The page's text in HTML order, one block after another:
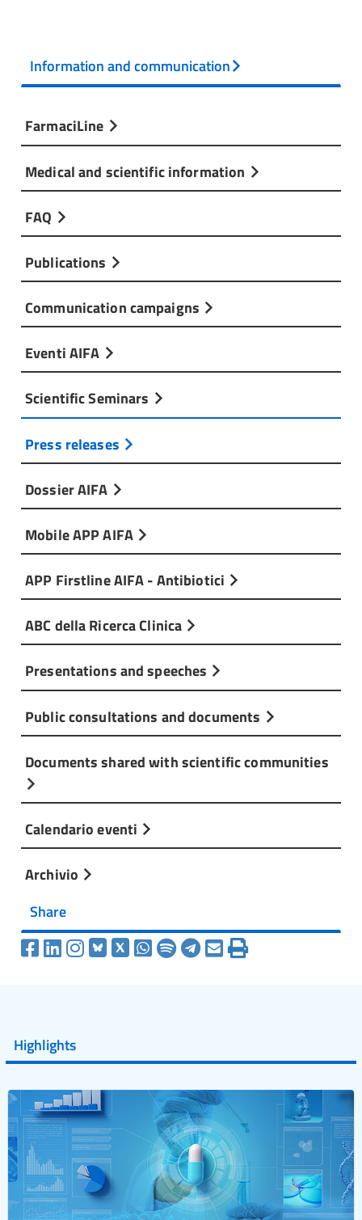
Information and communication
FarmaciLine
Medical and scientific information
FAQ
Publications
Communication campaigns
Eventi AIFA
Scientific Seminars
Press releases
Dossier AIFA
Mobile APP AIFA
APP Firstline AIFA - Antibiotici
ABC della Ricerca Clinica
Presentations and speeches
Public consultations and documents
Documents shared with scientific communities
Calendario eventi
Archivio
Share
Highlights